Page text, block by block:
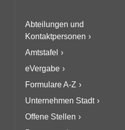
Abteilungen und
Kontaktpersonen
Amtstafel
eVergabe
Formulare A-Z
Unternehmen Stadt
Offene Stellen